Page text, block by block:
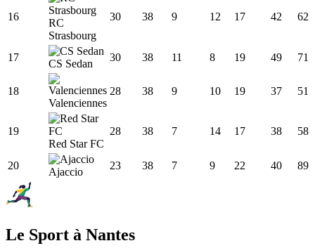
16
RC
Strasbourg
30 38 9 12 17 42 62
17
CS Sedan
30 38 11 8 19 49 71
18
Valenciennes
28 38 9 10 19 37 51
19
Red Star FC
28 38 7 14 17 38 58
20
Ajaccio
23 38 7 9 22 40 89
Le Sport à Nantes